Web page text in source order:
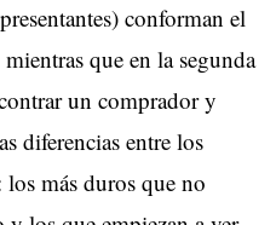
conforman el
que en la segunda
un comprador y
diferencias entre los
los más duros que no